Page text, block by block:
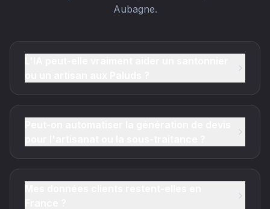
Aubagne.